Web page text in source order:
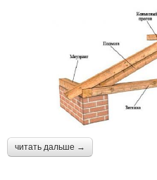
читать дальше →